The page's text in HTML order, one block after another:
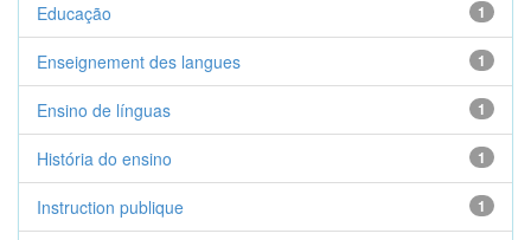
1
Educação
1
Enseignement des langues
1
Ensino de línguas
1
História do ensino
1
Instruction publique